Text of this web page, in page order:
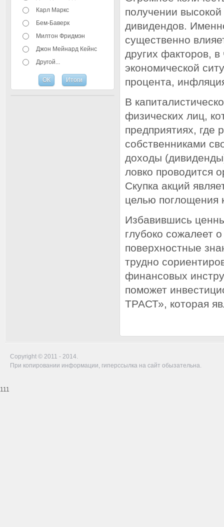
Карл Маркс
Бем-Баверк
Милтон Фридмэн
Джон Мейнард Кейнс
Другой...
получении
дивидендов.
существенно
других факторов, в
экономической
процента,
В
физических лиц,
предприятиях, где
собственниками
доходы
ловко проводится
Скупка акций
целью поглощения
Избавившись
глубоко сожалеет
поверхностные
трудно
финансовых
поможет
ТРАСТ», которая
Copyright © 2011 - 2014.
При копировании информации, гиперссылка на сайт обызательна.
111